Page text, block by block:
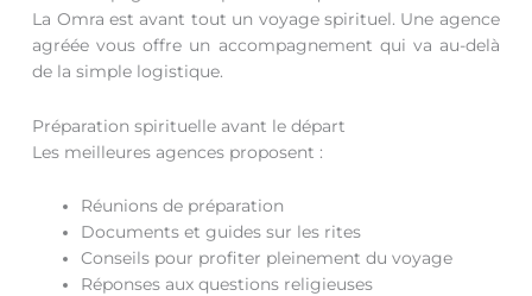
La Omra est avant tout un voyage spirituel. Une agence
agréée vous offre un accompagnement qui va au-delà
de la simple logistique.
Préparation spirituelle avant le départ
Les meilleures agences proposent :
Réunions de préparation
Documents et guides sur les rites
Conseils pour profiter pleinement du voyage
Réponses aux questions religieuses